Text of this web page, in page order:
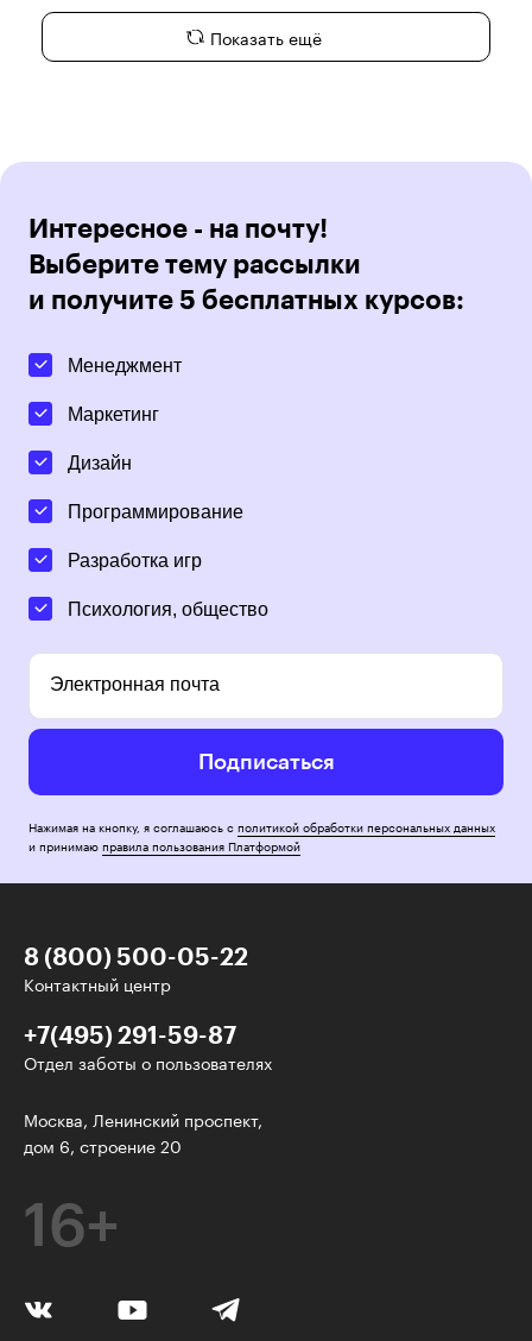
Показать ещё
Интересное - на почту!
Выберите тему рассылки
и получите 5 бесплатных курсов:
Менеджмент
Маркетинг
Дизайн
Программирование
Разработка игр
Психология, общество
Электронная почта
Подписаться
Нажимая на кнопку, я соглашаюсь сполитикой обработки персональных данных
и принимаюправила пользования Платформой
8 (800) 500-05-22
Контактный центр
+7(495) 291-59-87
Отдел заботы о пользователях
Москва, Ленинский проспект,
дом 6, строение 20
16+
У нас есть классные рассылки!
Электронная почта